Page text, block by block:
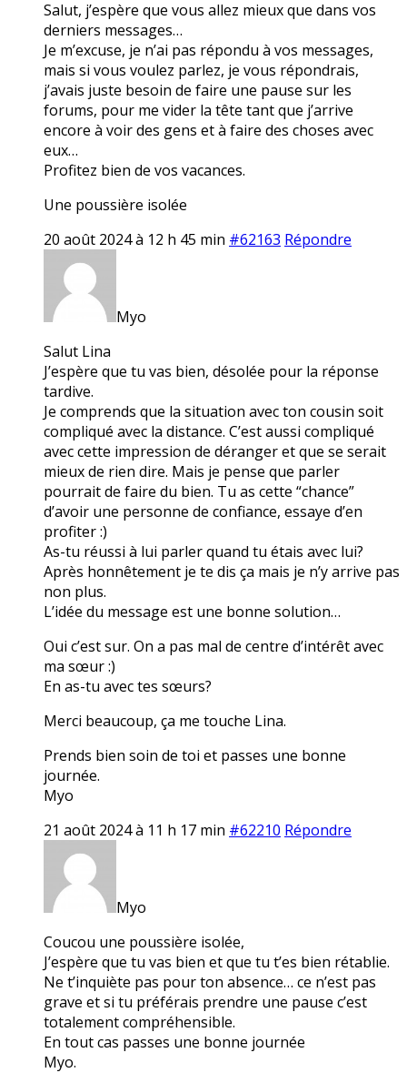
Salut, j’espère que vous allez mieux que dans vos
derniers messages…
Je m’excuse, je n’ai pas répondu à vos messages,
mais si vous voulez parlez, je vous répondrais,
j’avais juste besoin de faire une pause sur les
forums, pour me vider la tête tant que j’arrive
encore à voir des gens et à faire des choses avec
eux…
Profitez bien de vos vacances.
Une poussière isolée
20 août 2024 à 12 h 45 min #62163 Répondre
Myo
Salut Lina
J’espère que tu vas bien, désolée pour la réponse
tardive.
Je comprends que la situation avec ton cousin soit
compliqué avec la distance. C’est aussi compliqué
avec cette impression de déranger et que se serait
mieux de rien dire. Mais je pense que parler
pourrait de faire du bien. Tu as cette “chance”
d’avoir une personne de confiance, essaye d’en
profiter :)
As-tu réussi à lui parler quand tu étais avec lui?
Après honnêtement je te dis ça mais je n’y arrive pas
non plus.
L’idée du message est une bonne solution…
Oui c’est sur. On a pas mal de centre d’intérêt avec
ma sœur :)
En as-tu avec tes sœurs?
Merci beaucoup, ça me touche Lina.
Prends bien soin de toi et passes une bonne
journée.
Myo
21 août 2024 à 11 h 17 min #62210 Répondre
Myo
Coucou une poussière isolée,
J’espère que tu vas bien et que tu t’es bien rétablie.
Ne t’inquiète pas pour ton absence… ce n’est pas
grave et si tu préférais prendre une pause c’est
totalement compréhensible.
En tout cas passes une bonne journée
Myo.